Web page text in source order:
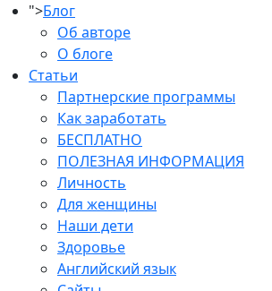
">Блог
Об авторе
О блоге
Статьи
Партнерские программы
Как заработать
БЕСПЛАТНО
ПОЛЕЗНАЯ ИНФОРМАЦИЯ
Личность
Для женщины
Наши дети
Здоровье
Английский язык